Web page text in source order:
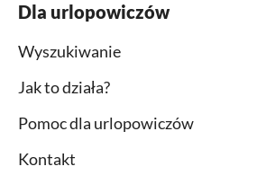
Dla urlopowiczów
Wyszukiwanie
Jak to działa?
Pomoc dla urlopowiczów
Kontakt